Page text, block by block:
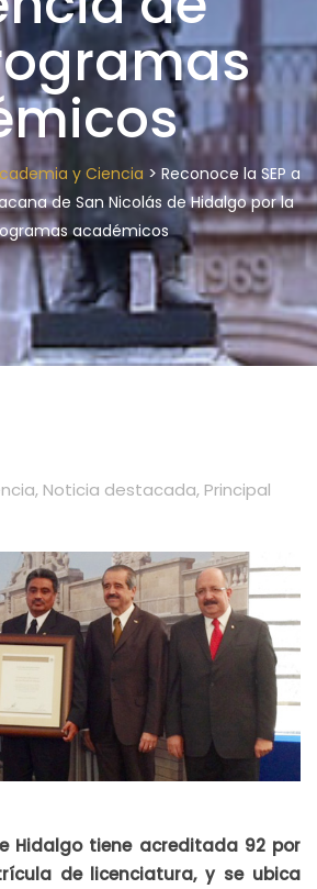
y Ciencia > Reconoce la SEP a
de San Nicolás de Hidalgo por la
académicos
, Noticia destacada, Principal
Hidalgo tiene acreditada 92 por
de licenciatura, y se ubica